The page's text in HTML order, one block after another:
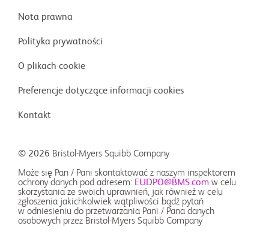
Nota prawna
Polityka prywatności
O plikach cookie
Preferencje dotyczące informacji cookies
Kontakt
© 2026 Bristol-Myers Squibb Company
Może się Pan / Pani skontaktować z naszym inspektorem
ochrony danych pod adresem: EUDPO@BMS.com w celu
skorzystania ze swoich uprawnień, jak również w celu
zgłoszenia jakichkolwiek wątpliwości bądź pytań
w odniesieniu do przetwarzania Pani / Pana danych
osobowych przez Bristol-Myers Squibb Company